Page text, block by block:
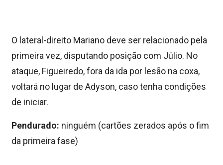
O lateral-direito Mariano deve ser relacionado pela
primeira vez, disputando posição com Júlio. No
ataque, Figueiredo, fora da ida por lesão na coxa,
voltará no lugar de Adyson, caso tenha condições
de iniciar.
Pendurado: ninguém (cartões zerados após o fim
da primeira fase)